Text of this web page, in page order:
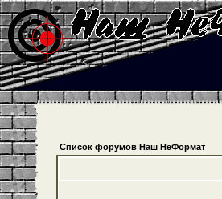
Список форумов Наш НеФормат